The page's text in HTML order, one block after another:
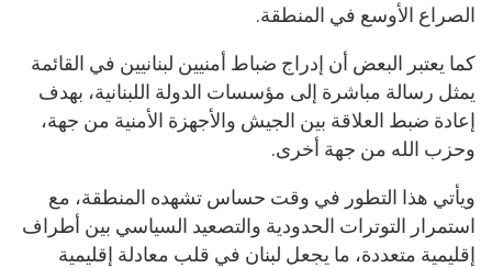
الصراع الأوسع في المنطقة.
كما يعتبر البعض أن إدراج ضباط أمنيين لبنانيين في القائمة
يمثل رسالة مباشرة إلى مؤسسات الدولة اللبنانية، بهدف
إعادة ضبط العلاقة بين الجيش والأجهزة الأمنية من جهة،
وحزب الله من جهة أخرى.
ويأتي هذا التطور في وقت حساس تشهده المنطقة، مع
استمرار التوترات الحدودية والتصعيد السياسي بين أطراف
إقليمية متعددة، ما يجعل لبنان في قلب معادلة إقليمية